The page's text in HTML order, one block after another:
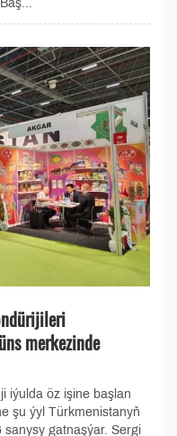
merkezinde
iýulda öz işine başlan
şu ýyl Türkmenistanyň
sanysy gatnaşýar. Sergi